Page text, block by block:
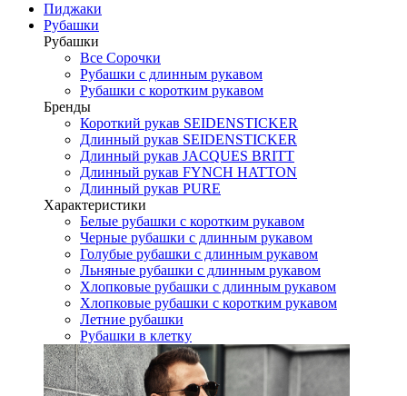
Пиджаки
Рубашки
Рубашки
Все Сорочки
Рубашки с длинным рукавом
Рубашки с коротким рукавом
Бренды
Короткий рукав SEIDENSTICKER
Длинный рукав SEIDENSTICKER
Длинный рукав JAСQUES BRITT
Длинный рукав FYNCH HATTON
Длинный рукав PURE
Характеристики
Белые рубашки с коротким рукавом
Черные рубашки с длинным рукавом
Голубые рубашки с длинным рукавом
Льняные рубашки с длинным рукавом
Хлопковые рубашки с длинным рукавом
Хлопковые рубашки с коротким рукавом
Летние рубашки
Рубашки в клетку